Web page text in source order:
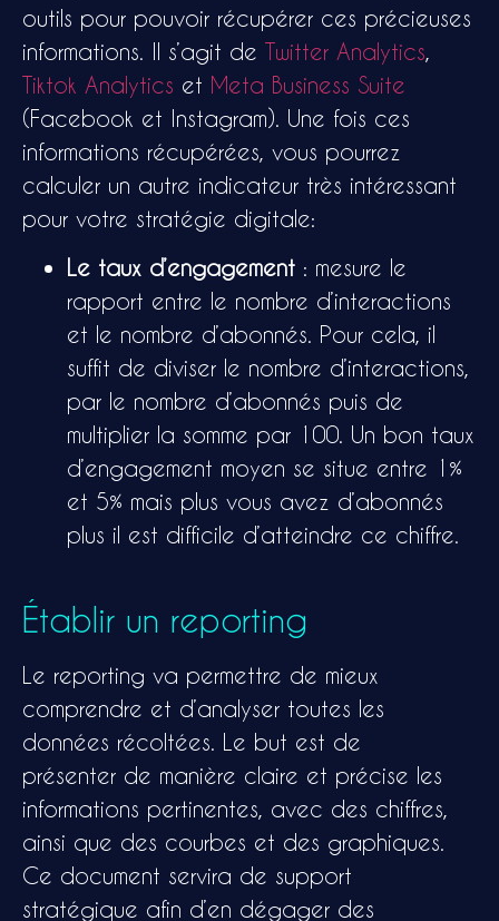
outils pour pouvoir récupérer ces précieuses
informations. Il s’agit de Twitter Analytics
Tiktok Analytics et Meta Business Suite
(Facebook et Instagram). Une fois ces
informations récupérées, vous pourrez
calculer un autre indicateur très intéressant
pour votre stratégie digitale:
Le taux d’engagement : mesure le
rapport entre le nombre d’interactions
et le nombre d’abonnés. Pour cela, il
suffit de diviser le nombre d’interactions,
par le nombre d’abonnés puis de
multiplier la somme par 100. Un bon taux
d’engagement moyen se situe entre 1%
et 5% mais plus vous avez d’abonnés
plus il est difficile d’atteindre ce chiffre.
Établir un reporting
Le reporting va permettre de mieux
comprendre et d’analyser toutes les
données récoltées. Le but est de
présenter de manière claire et précise les
informations pertinentes, avec des chiffres,
ainsi que des courbes et des graphiques.
Ce document servira de support
stratégique afin d’en dégager des